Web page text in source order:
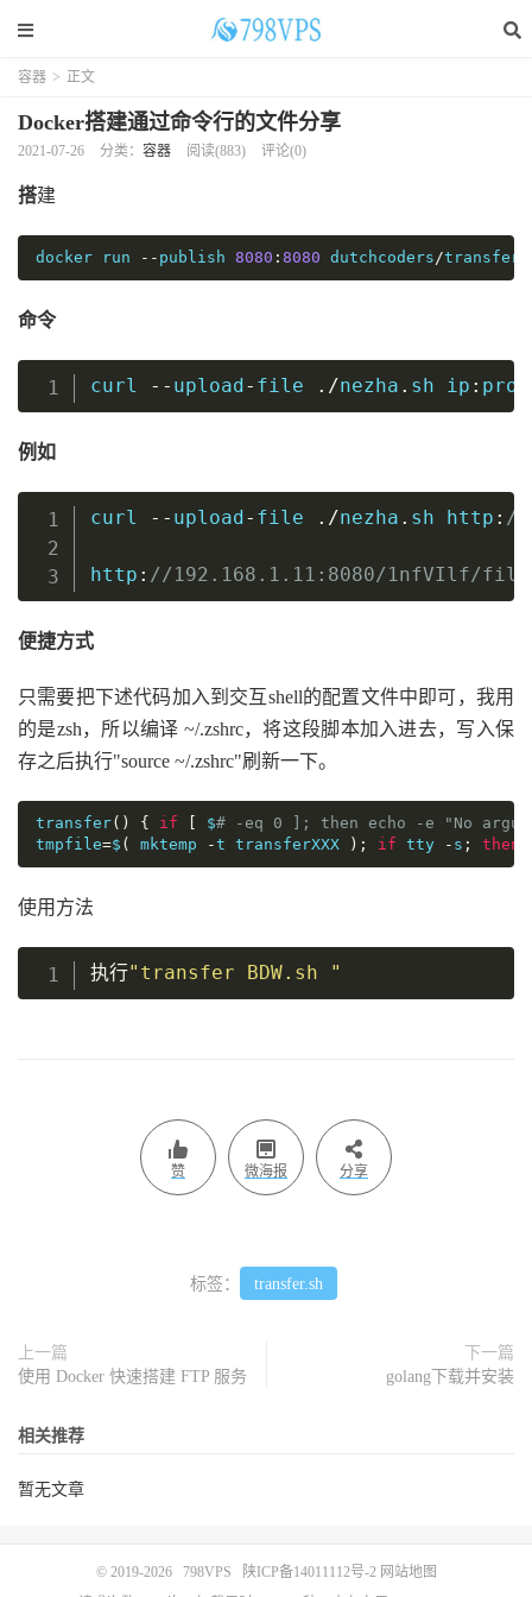
容器 > 正文
Docker搭建通过命令行的文件分享
2021-07-26 分类： 容器 阅读(883) 评论(0)
搭建
docker run -- publish 8080 : 8080 dutchcoders/transfer
命令
curl -- upload- file ./nezha . sh ip : prot
复制
例如
curl -- upload- file ./nezha . sh http : //
http : //192.168.1.11:8080/1nfVIlf/
复制
便捷方式
只需要把下述代码加入到交互shell的配置文件中即可，我用
的是zsh，所以编译 ~/.zshrc，将这段脚本加入进去，写入保
存之后执行"source ~/.zshrc"刷新一下。
transfer() { if $# -eq 0 ]; then echo -e "No
tmpfile=$ ( mktemp -t transferXXX ); if tty - s ; then
使用方法
执行"transfer BDW.sh "
赞 微海报 分享
标签： transfer.sh
上一篇
使用 Docker 快速搭建 FTP 服务
下一篇
golang下载并安装
相关推荐
暂无文章
© 2019-2026 798VPS 陕ICP备14011112号-2 网站地图